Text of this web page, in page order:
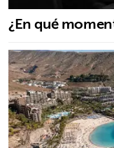
¿En qué